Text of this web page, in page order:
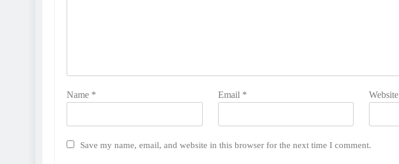
Name * Email * Website
Save my name, email, and website in this browser for the next time I comment.